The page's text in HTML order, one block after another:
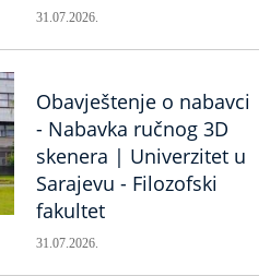
31.07.2026.
Obavještenje o nabavci
- Nabavka ručnog 3D
skenera | Univerzitet u
Sarajevu - Filozofski
fakultet
31.07.2026.